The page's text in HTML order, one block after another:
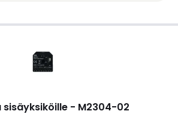
sisäyksiköille - M2304-02